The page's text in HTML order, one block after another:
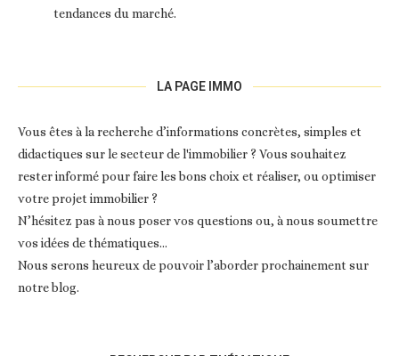
tendances du marché.
LA PAGE IMMO
Vous êtes à la recherche d’informations concrètes, simples et
didactiques sur le secteur de l'immobilier ? Vous souhaitez
rester informé pour faire les bons choix et réaliser, ou optimiser
votre projet immobilier ?
N’hésitez pas à nous poser vos questions ou, à nous soumettre
vos idées de thématiques…
Nous serons heureux de pouvoir l’aborder prochainement sur
notre blog.